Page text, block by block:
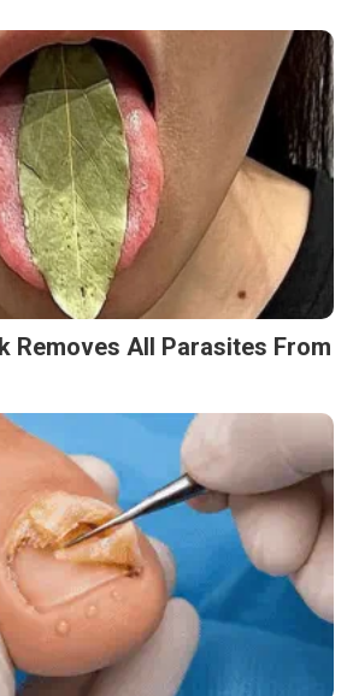
Removes All Parasites From